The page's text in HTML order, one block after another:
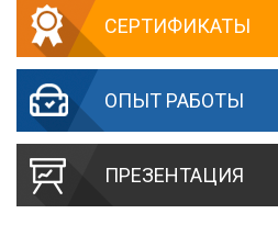
СЕРТИФИКАТЫ
ОПЫТ РАБОТЫ
ПРЕЗЕНТАЦИЯ